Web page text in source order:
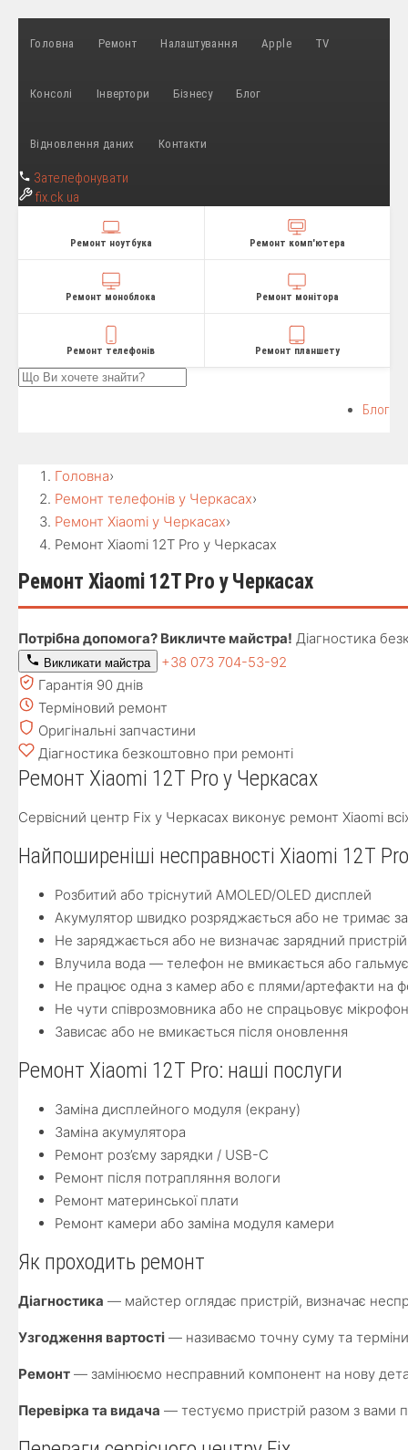
Головна Ремонт Налаштування Apple TV
Консолі Інвертори Бізнесу Блог
Відновлення даних Контакти
Зателефонувати
fix.ck.ua
Ремонт ноутбука Ремонт комп'ютера
Ремонт моноблока Ремонт монітора
Ремонт телефонів Ремонт планшету
Блог
Головна›
Ремонт телефонів у Черкасах›
Ремонт Xiaomi у Черкасах›
Ремонт Xiaomi 12T Pro у Черкасах
Ремонт Xiaomi 12T Pro у Черкасах
Потрібна допомога? Викличте майстра! Діагностика
Викликати майстра
+38 073 704-53-92
Гарантія 90 днів
Терміновий ремонт
Оригінальні запчастини
Діагностика безкоштовно при ремонті
Ремонт Xiaomi 12T Pro у Черкасах
Сервісний центр Fix у Черкасах виконує ремонт Xiaomi
Найпоширеніші несправності Xiaomi 12T Pro
Розбитий або тріснутий AMOLED/OLED дисплей
Акумулятор швидко розряджається або не тримає
Не заряджається або не визначає зарядний пристрій
Влучила вода — телефон не вмикається або гальмує
Не працює одна з камер або є плями/артефакти на
Не чути співрозмовника або не спрацьовує мікрофон
Зависає або не вмикається після оновлення
Ремонт Xiaomi 12T Pro: наші послуги
Заміна дисплейного модуля (екрану)
Заміна акумулятора
Ремонт роз’єму зарядки / USB-C
Ремонт після потрапляння вологи
Ремонт материнської плати
Ремонт камери або заміна модуля камери
Як проходить ремонт
Діагностика — майстер оглядає пристрій, визначає
Узгодження вартості — називаємо точну суму та
Ремонт — замінюємо несправний компонент на нову
Перевірка та видача — тестуємо пристрій разом з вами